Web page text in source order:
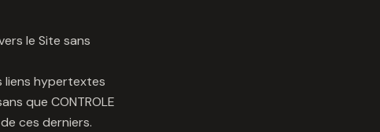
le Site sans
liens hypertextes
que CONTROLE
ces derniers.